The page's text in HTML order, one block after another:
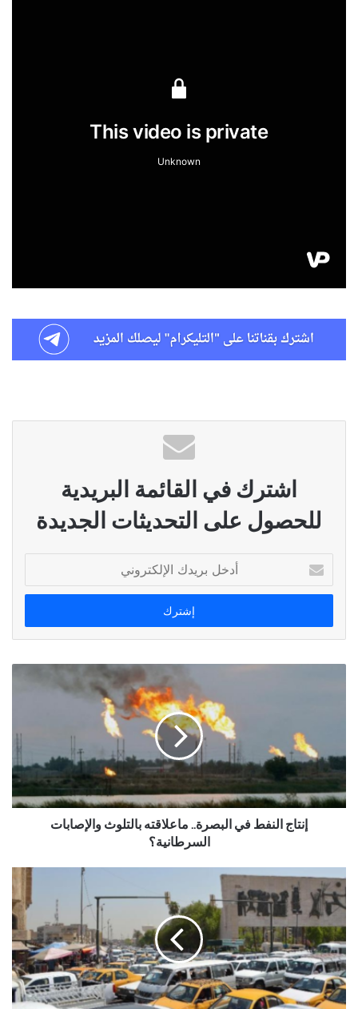
اشترك في القائمة البريدية
للحصول على التحديثات الجديدة
بريدك
الإلكتروني
إنتاج النفط في البصرة.. ماعلاقته بالتلوث والإصابات
السرطانية؟